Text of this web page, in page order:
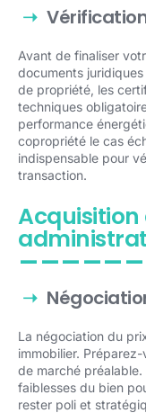
Avant de finaliser
documents
de propriété, les
techniques
performance
copropriété le cas
indispensable pour
transaction.
La négociation du
immobilier.
de marché
faiblesses du bien
rester poli et